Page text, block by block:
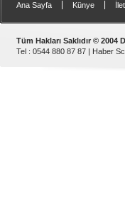
Ana Sayfa Künye
Tüm Hakları Saklıdır © 2004
Tel : 0544 880 87 87 | Haber